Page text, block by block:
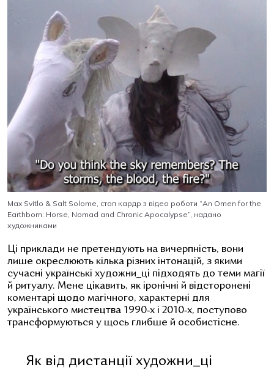
Max Svitlo & Salt Solome, стоп кардр з відео роботи “An Omen for the
Earthborn: Horse, Nomad and Chronic Apocalypse”, надано
художниками
Ці приклади не претендують на вичерпність, вони
лише окреслюють кілька різних інтонацій, з якими
сучасні українські художни_ці підходять до теми магії
й ритуалу. Мене цікавить, як іронічні й відсторонені
коментарі щодо магічного, характерні для
українського мистецтва 1990‑х і 2010‑х, поступово
трансформуються у щось глибше й особистісне.
Як від дистанції художни_ці